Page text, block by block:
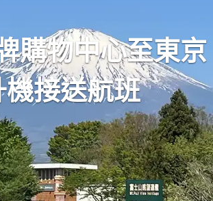
購物中心至東京
接送航班